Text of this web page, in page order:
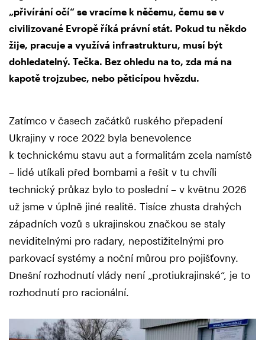
„přivírání očí“ se vracíme k něčemu, čemu se v
civilizované Evropě říká právní stát. Pokud tu někdo
žije, pracuje a využívá infrastrukturu, musí být
dohledatelný. Tečka. Bez ohledu na to, zda má na
kapotě trojzubec, nebo pěticípou hvězdu.
Zatímco v časech začátků ruského přepadení
Ukrajiny v roce 2022 byla benevolence
k technickému stavu aut a formalitám zcela namístě
– lidé utíkali před bombami a řešit v tu chvíli
technický průkaz bylo to poslední – v květnu 2026
už jsme v úplně jiné realitě. Tisíce zhusta drahých
západních vozů s ukrajinskou značkou se staly
neviditelnými pro radary, nepostižitelnými pro
parkovací systémy a noční můrou pro pojišťovny.
Dnešní rozhodnutí vlády není „protiukrajinské“, je to
rozhodnutí pro racionální.